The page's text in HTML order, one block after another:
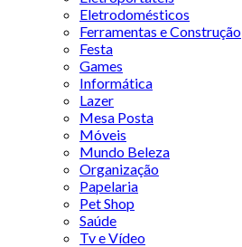
Eletrodomésticos
Ferramentas e Construção
Festa
Games
Informática
Lazer
Mesa Posta
Móveis
Mundo Beleza
Organização
Papelaria
Pet Shop
Saúde
Tv e Vídeo